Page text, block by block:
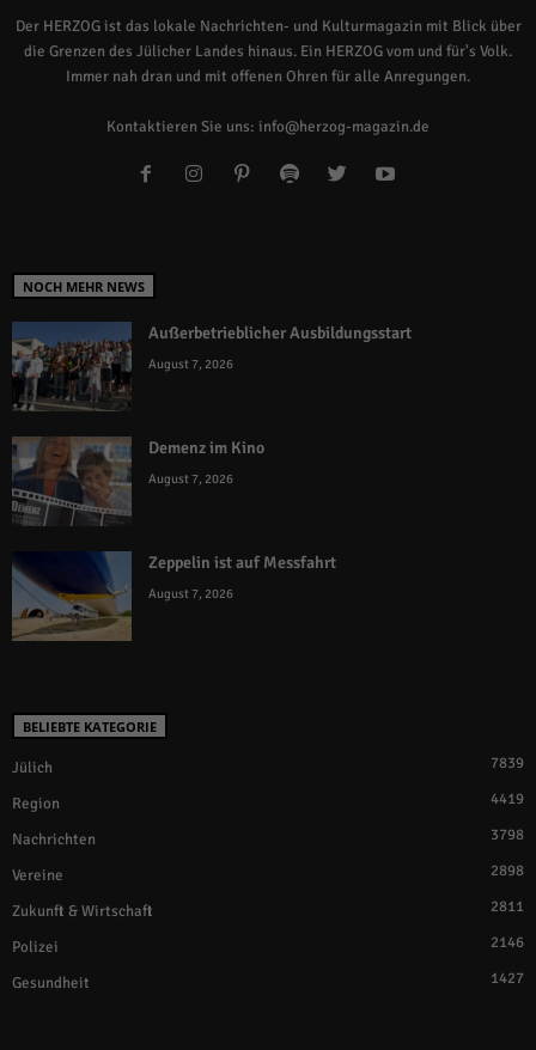
Der HERZOG ist das lokale Nachrichten- und Kulturmagazin mit Blick über
die Grenzen des Jülicher Landes hinaus. Ein HERZOG vom und für's Volk.
Immer nah dran und mit offenen Ohren für alle Anregungen.
Kontaktieren Sie uns: info@herzog-magazin.de
NOCH MEHR NEWS
Außerbetrieblicher Ausbildungsstart
August 7, 2026
Demenz im Kino
August 7, 2026
Zeppelin ist auf Messfahrt
August 7, 2026
BELIEBTE KATEGORIE
Jülich 7839
Region 4419
Nachrichten 3798
Vereine 2898
Zukunft & Wirtschaft 2811
Polizei 2146
Gesundheit 1427